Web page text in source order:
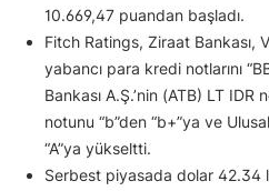
10.669,47 puandan başladı.
Fitch Ratings, Ziraat Bankası,
yabancı para kredi notlarını
Bankası A.Ş.’nin (ATB) LT IDR
notunu “b”den “b+”ya ve
“A”ya yükseltti.
Serbest piyasada dolar 42.34